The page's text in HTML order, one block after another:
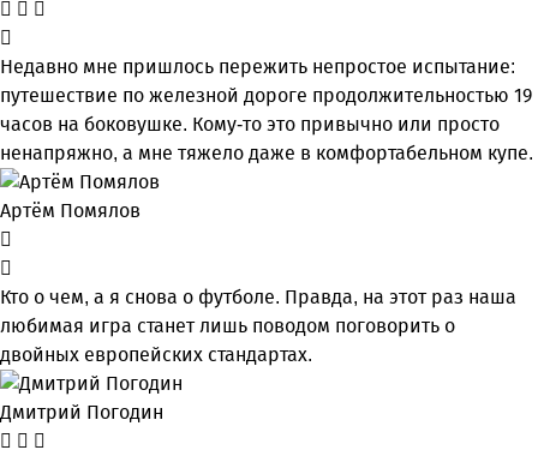
Недавно мне пришлось пережить непростое испытание:
путешествие по железной дороге продолжительностью 19
часов на боковушке. Кому-то это привычно или просто
ненапряжно, а мне тяжело даже в комфортабельном купе.
Артём Помялов
Кто о чем, а я снова о футболе. Правда, на этот раз наша
любимая игра станет лишь поводом поговорить о
двойных европейских стандартах.
Дмитрий Погодин